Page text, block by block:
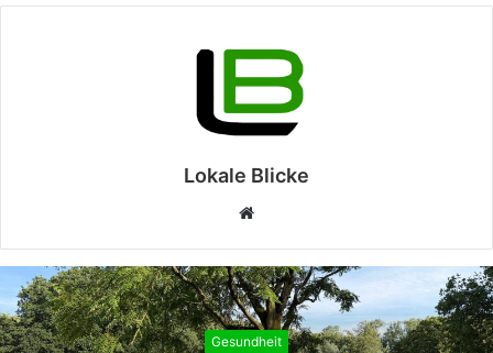
Lokale Blicke
Webseite
Gesundheit